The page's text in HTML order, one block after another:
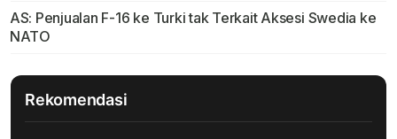
AS: Penjualan F-16 ke Turki tak Terkait Aksesi Swedia ke
NATO
Rekomendasi